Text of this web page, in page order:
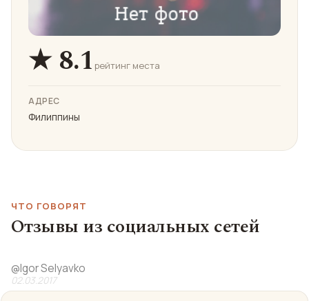
★ 8.1 рейтинг места
АДРЕС
Филиппины
ЧТО ГОВОРЯТ
Отзывы из социальных сетей
@Igor Selyavko
02.03.2017